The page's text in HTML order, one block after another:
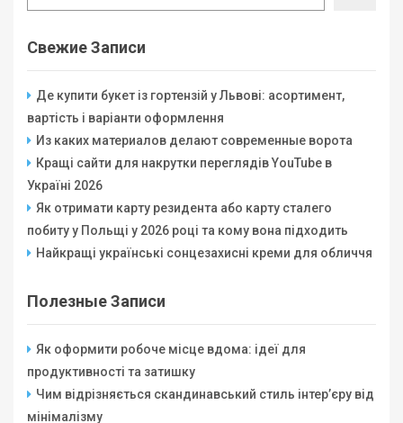
Свежие Записи
Де купити букет із гортензій у Львові: асортимент,
вартість і варіанти оформлення
Из каких материалов делают современные ворота
Кращі сайти для накрутки переглядів YouTube в
Україні 2026
Як отримати карту резидента або карту сталего
побиту у Польщі у 2026 році та кому вона підходить
Найкращі українські сонцезахисні креми для обличчя
Полезные Записи
Як оформити робоче місце вдома: ідеї для
продуктивності та затишку
Чим відрізняється скандинавський стиль інтер’єру від
мінімалізму